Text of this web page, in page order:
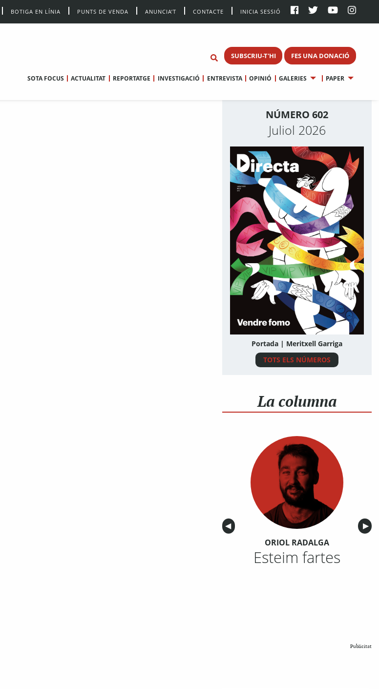
BOTIGA EN LÍNIA PUNTS DE VENDA ANUNCIA’T CONTACTE INICIA SESSIÓ
SUBSCRIU-T'HI FES UNA DONACIÓ
SOTA FOCUS ACTUALITAT REPORTATGE INVESTIGACIÓ ENTREVISTA OPINIÓ GALERIES PAPER
NÚMERO 602
Juliol 2026
Portada | Meritxell Garriga
TOTS ELS NÚMEROS
La columna
Anterior
◀︎ ▶︎
ORIOL RADALGA
Esteim fartes
Publicitat